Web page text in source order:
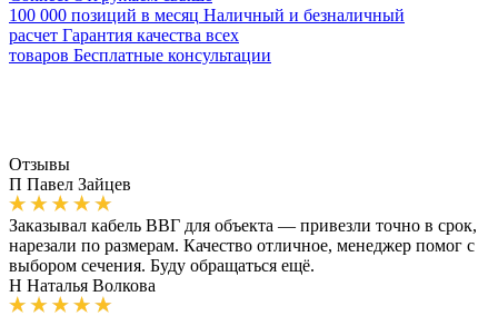
100 000 позиций в месяц Наличный и безналичный
расчет Гарантия качества всех
товаров Бесплатные консультации
Отзывы
П Павел Зайцев
Заказывал кабель ВВГ для объекта — привезли точно в срок,
нарезали по размерам. Качество отличное, менеджер помог с
выбором сечения. Буду обращаться ещё.
Н Наталья Волкова